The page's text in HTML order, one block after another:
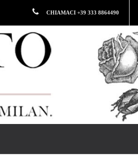
CHIAMACI +39 333 8864490